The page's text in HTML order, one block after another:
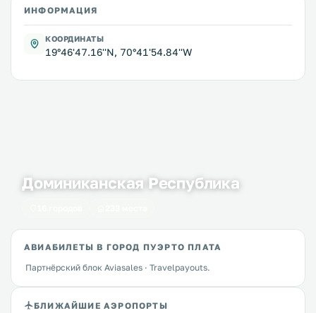
ИНФОРМАЦИЯ
КООРДИНАТЫ
19°46'47.16''N, 70°41'54.84''W
Доминиканская Республика
АВИАБИЛЕТЫ В ГОРОД ПУЭРТО ПЛАТА
Партнёрский блок Aviasales · Travelpayouts.
БЛИЖАЙШИЕ АЭРОПОРТЫ